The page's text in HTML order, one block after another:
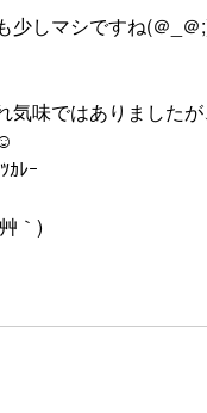
少しマシですね(＠_＠
味ではありましたが
ｶﾚｰ
｀)